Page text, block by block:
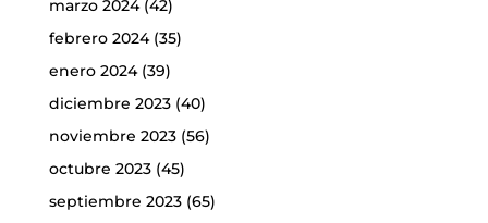
marzo 2024(42)
febrero 2024(35)
enero 2024(39)
diciembre 2023(40)
noviembre 2023(56)
octubre 2023(45)
septiembre 2023(65)